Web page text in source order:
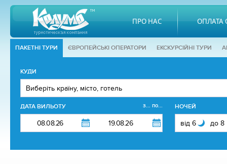
ПРО НАС ОПЛАТА
ПАКЕТНІ ТУРИ ЄВРОПЕЙСЬКІ ОПЕРАТОРИ EКСКУРСІЙНІ ТУРИ
КУДИ
ДАТА ВИЛЬОТУ з... по... НОЧЕЙ